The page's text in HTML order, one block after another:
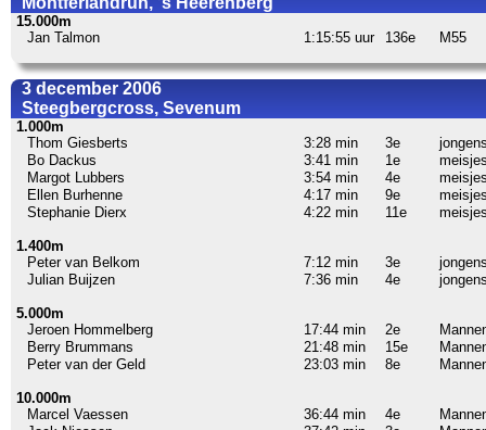
15.000m
Jan Talmon
1:15:55 uur 136e M55
3 december 2006
Steegbergcross, Sevenum
1.000m
Thom Giesberts
3:28 min 3e
Bo Dackus
3:41 min 1e
Margot Lubbers
3:54 min 4e
Ellen Burhenne
4:17 min 9e
Stephanie Dierx
4:22 min 11e
1.400m
Peter van Belkom
7:12 min 3e
Julian Buijzen
7:36 min 4e
5.000m
Jeroen Hommelberg
17:44 min 2e
Berry Brummans
21:48 min 15e
Peter van der Geld
23:03 min 8e
10.000m
Marcel Vaessen
36:44 min 4e